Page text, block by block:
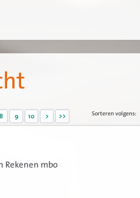
8 9 10 > >> Sorteren volgens:
Rekenen mbo